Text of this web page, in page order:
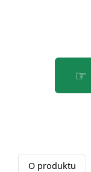
O produktu